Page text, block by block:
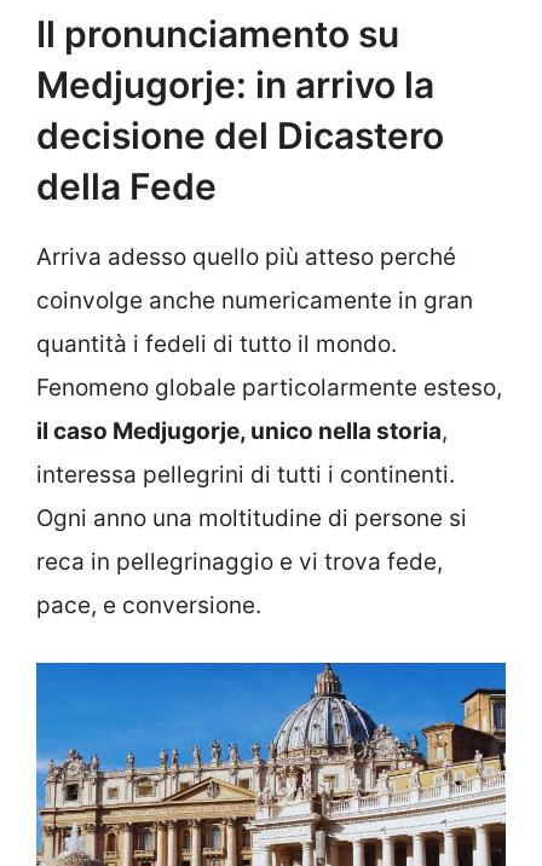
Il pronunciamento su
Medjugorje: in arrivo la
decisione del Dicastero
della Fede
Arriva adesso quello più atteso perché
coinvolge anche numericamente in gran
quantità i fedeli di tutto il mondo.
Fenomeno globale particolarmente esteso,
il caso Medjugorje, unico nella storia,
interessa pellegrini di tutti i continenti.
Ogni anno una moltitudine di persone si
reca in pellegrinaggio e vi trova fede,
pace, e conversione.